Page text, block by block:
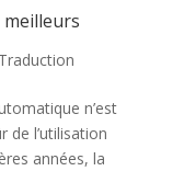
Traduction
n’est
de l’utilisation
années, la